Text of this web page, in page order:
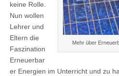
Mehr über
keine Rolle.
Nun wollen
Lehrer und
Eltern die
Faszination
Erneuerbar
er Energien im Unterricht und zu